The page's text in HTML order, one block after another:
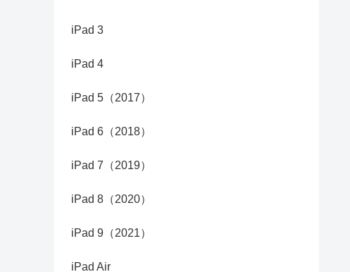
iPad 3
iPad 4
iPad 5（2017）
iPad 6（2018）
iPad 7（2019）
iPad 8（2020）
iPad 9（2021）
iPad Air